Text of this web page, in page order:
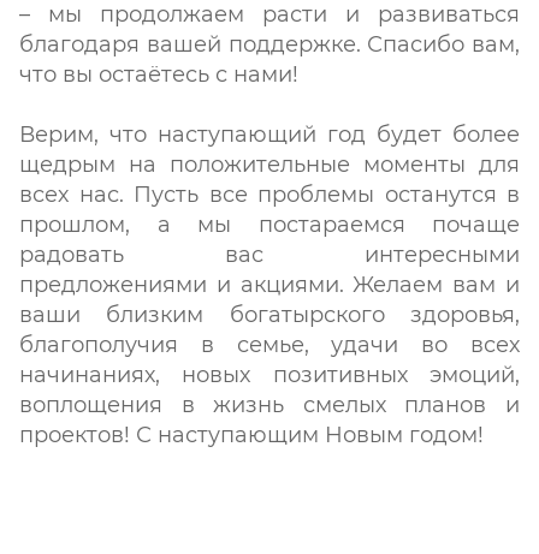
– мы продолжаем расти и развиваться
благодаря вашей поддержке. Спасибо вам,
что вы остаётесь с нами!
Верим, что наступающий год будет более
щедрым на положительные моменты для
всех нас. Пусть все проблемы останутся в
прошлом, а мы постараемся почаще
радовать вас интересными
предложениями и акциями. Желаем вам и
ваши близким богатырского здоровья,
благополучия в семье, удачи во всех
начинаниях, новых позитивных эмоций,
воплощения в жизнь смелых планов и
проектов! С наступающим Новым годом!